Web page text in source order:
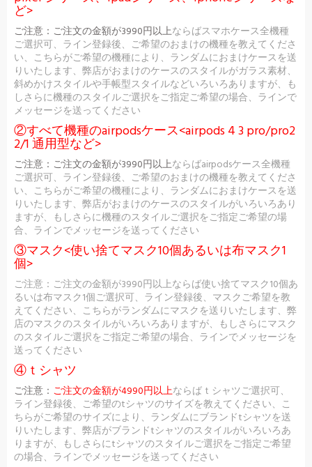
ど>
ご注意： ご注文の金額が3990円以上ならばスマホケース全機種
ご選択可、ライン登録後、ご希望のおまけの機種を教えてくださ
い、こちらがご希望の機種により、ランダムにおまけケースを送
りいたします、弊店がおまけのケースのスタイルがガラス素材、
斜めかけスタイルや手帳型スタイルなどいろいろありますが、も
しさらに機種のスタイルご選択をご指定ご希望の場合、ラインで
メッセージを送ってください
②すべて機種のairpodsケース<airpods 4 3 pro/pro2
2/1 通用型など>
ご注意： ご注文の金額が3990円以上ならばairpodsケース全機種
ご選択可、ライン登録後、ご希望のおまけの機種を教えてくださ
い、こちらがご希望の機種により、ランダムにおまけケースを送
りいたします、弊店がおまけのケースのスタイルがいろいろあり
ますが、もしさらに機種のスタイルご選択をご指定ご希望の場
合、ラインでメッセージを送ってください
③マスク<使い捨てマスク10個あるいは布マスク1
個>
ご注意：ご注文の金額が3990円以上ならば使い捨てマスク10個あ
るいは布マスク1個ご選択可、ライン登録後、マスクご希望を教
えてください、こちらがランダムにマスクを送りいたします、弊
店のマスクのスタイルがいろいろありますが、もしさらにマスク
のスタイルご選択をご指定ご希望の場合、ラインでメッセージを
送ってください
④ｔシャツ
ご注意： ご注文の金額が4990円以上ならばｔシャツご選択可、
ライン登録後、ご希望のtシャツのサイズを教えてください、こ
ちらがご希望のサイズにより、ランダムにブランドtシャツを送
りいたします、弊店がブランドtシャツのスタイルがいろいろあ
りますが、もしさらにtシャツのスタイルご選択をご指定ご希望
の場合、ラインでメッセージを送ってください